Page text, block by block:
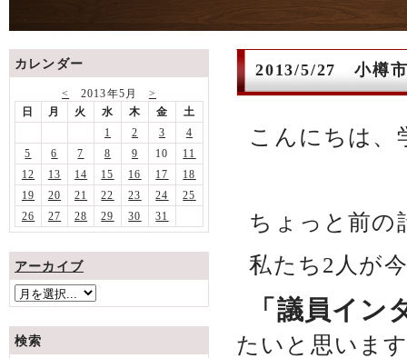
カレンダー
< 2013年5月 >
日
月 火 水 木 金
土
1
2 3
4
5
6 7 8 9 10
11
12
13 14 15 16 17
18
19
20 21 22 23 24
25
26
27 28 29 30 31
アーカイブ
検索
2013/5/27 小樽市
こんにちは、
ちょっと前の
私たち2人が
「議員イン
たいと思いま